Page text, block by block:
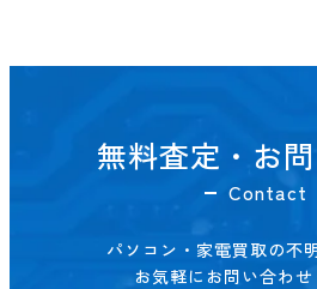
無料査定・お
Contact
パソコン・家電買取の不
お気軽にお問い合わせ